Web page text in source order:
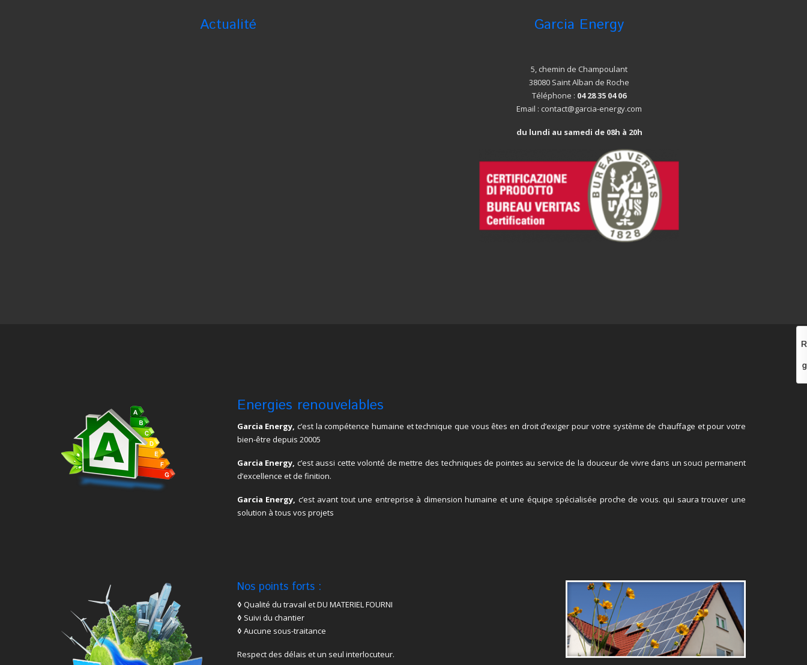
Actualité Garcia Energy
5, chemin de Champoulant
38080 Saint Alban de Roche
Téléphone : 04 28 35 04 06
Email : contact@garcia-energy.com
du lundi au samedi de 08h à 20h
Energies renouvelables
Garcia Energy, c’est la compétence humaine et technique que vous êtes en droit d’exiger pour votre système de chauffage et pour votre
bien-être depuis 20005
Garcia Energy, c’est aussi cette volonté de mettre des techniques de pointes au service de la douceur de vivre dans un souci permanent
d’excellence et de finition.
Garcia Energy, c’est avant tout une entreprise à dimension humaine et une équipe spécialisée proche de vous. qui saura trouver une
solution à tous vos projets
Nos points forts :
◊ Qualité du travail et DU MATERIEL FOURNI
◊ Suivi du chantier
◊ Aucune sous-traitance
Respect des délais et un seul interlocuteur.